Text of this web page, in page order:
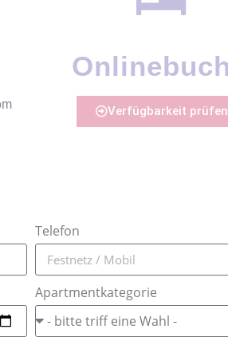
Verfügbarkeit prüfen
Telefon
Apartmentkategorie